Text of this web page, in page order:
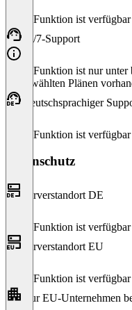
Diese Funktion ist verfügbar
24/7-Support
Diese Funktion ist nur
ausgewählten Plänen
Deutschsprachiger
Diese Funktion ist verfügbar
Datenschutz
Serverstandort DE
Diese Funktion ist verfügbar
Serverstandort EU
Diese Funktion ist verfügbar
Nur EU-Unternehmen